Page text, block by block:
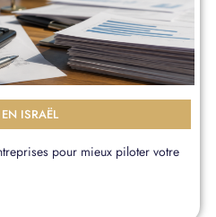
ISRAËL
pour mieux piloter votre